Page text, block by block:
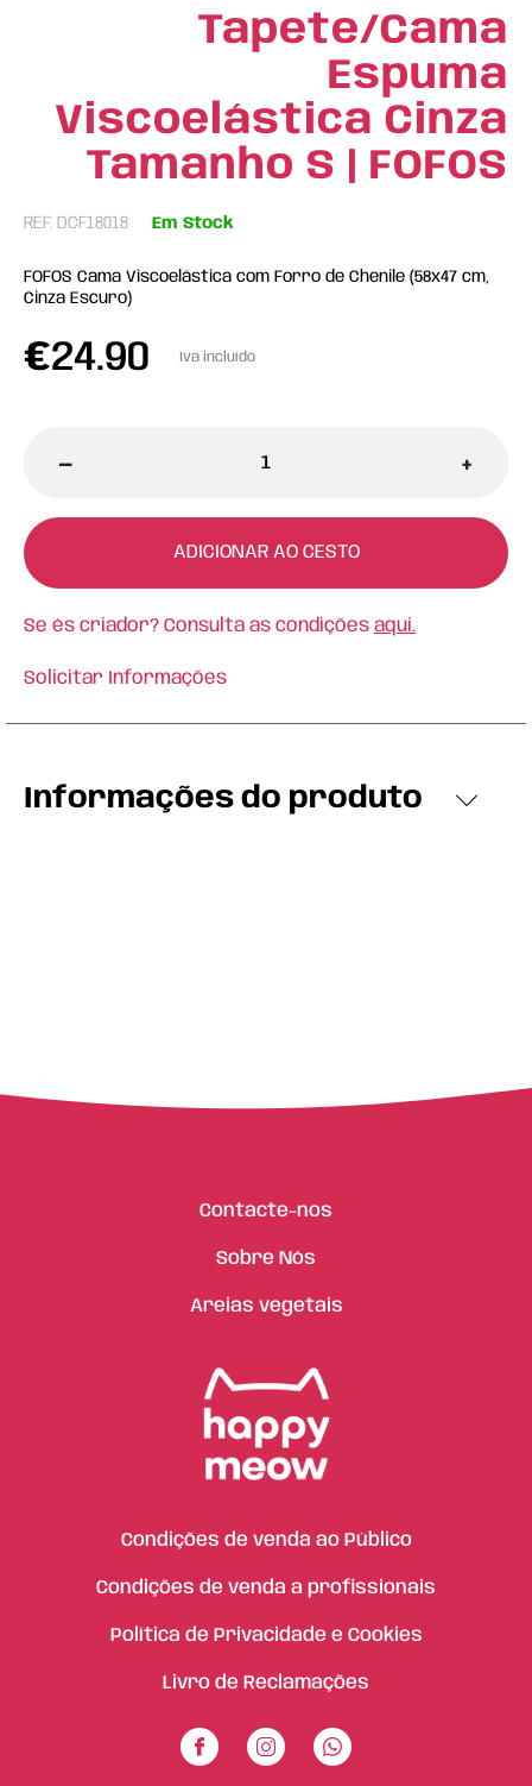
Tapete/Cama
Espuma
Viscoelástica Cinza
Tamanho S | FOFOS
REF: DCF18018 Em Stock
FOFOS Cama Viscoelástica com Forro de Chenile (58x47 cm,
Cinza Escuro)
€24.90 Iva incluído
- +
ADICIONAR AO CESTO
Se és criador? Consulta as condições aqui.
Solicitar Informações
Informações do produto
Contacte-nos
Sobre Nós
Areias vegetais
Condições de venda ao Público
Condições de venda a profissionais
Política de Privacidade e Cookies
Livro de Reclamações